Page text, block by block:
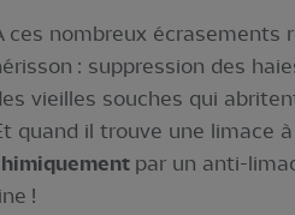
ces nombreux écrasements
: suppression des
vieilles souches qui
quand il trouve une limace
par un anti-
!